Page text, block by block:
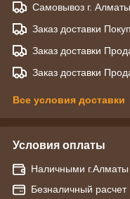
Самовывоз г. Алматы
Заказ доставки
Заказ доставки
Заказ доставки
Все условия доставки
Условия оплаты
Наличными г.Алматы
Безналичный расчет